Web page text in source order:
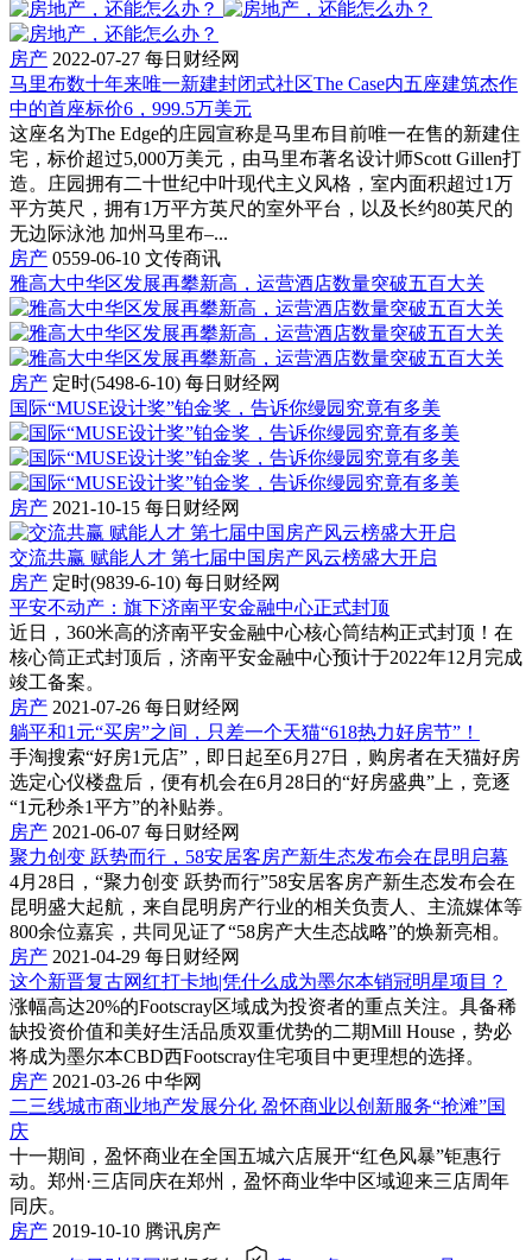
房产 2022-07-27 每日财经网
马里布数十年来唯一新建封闭式社区The Case内五座建筑杰作
中的首座标价6，999.5万美元
这座名为The Edge的庄园宣称是马里布目前唯一在售的新建住
宅，标价超过5,000万美元，由马里布著名设计师Scott Gillen打
造。庄园拥有二十世纪中叶现代主义风格，室内面积超过1万
平方英尺，拥有1万平方英尺的室外平台，以及长约80英尺的
无边际泳池 加州马里布–...
房产 0559-06-10 文传商讯
雅高大中华区发展再攀新高，运营酒店数量突破五百大关
房产 定时(5498-6-10) 每日财经网
国际“MUSE设计奖”铂金奖，告诉你缦园究竟有多美
房产 2021-10-15 每日财经网
交流共赢 赋能人才 第七届中国房产风云榜盛大开启
房产 定时(9839-6-10) 每日财经网
平安不动产：旗下济南平安金融中心正式封顶
近日，360米高的济南平安金融中心核心筒结构正式封顶！在
核心筒正式封顶后，济南平安金融中心预计于2022年12月完成
竣工备案。
房产 2021-07-26 每日财经网
躺平和1元“买房”之间，只差一个天猫“618热力好房节”！
手淘搜索“好房1元店”，即日起至6月27日，购房者在天猫好房
选定心仪楼盘后，便有机会在6月28日的“好房盛典”上，竞逐
“1元秒杀1平方”的补贴券。
房产 2021-06-07 每日财经网
聚力创变 跃势而行，58安居客房产新生态发布会在昆明启幕
4月28日，“聚力创变 跃势而行”58安居客房产新生态发布会在
昆明盛大起航，来自昆明房产行业的相关负责人、主流媒体等
800余位嘉宾，共同见证了“58房产大生态战略”的焕新亮相。
房产 2021-04-29 每日财经网
这个新晋复古网红打卡地|凭什么成为墨尔本销冠明星项目？
涨幅高达20%的Footscray区域成为投资者的重点关注。具备稀
缺投资价值和美好生活品质双重优势的二期Mill House，势必
将成为墨尔本CBD西Footscray住宅项目中更理想的选择。
房产 2021-03-26 中华网
二三线城市商业地产发展分化 盈怀商业以创新服务“抢滩”国
庆
十一期间，盈怀商业在全国五城六店展开“红色风暴”钜惠行
动。郑州·三店同庆在郑州，盈怀商业华中区域迎来三店周年
同庆。
房产 2019-10-10 腾讯房产